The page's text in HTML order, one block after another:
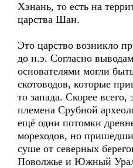
Хэнань, то есть на
царства Шан.
Это царство возникло
до н.э. Согласно
основателями могли
скотоводов, которые
то запада. Скорее всего,
племена Срубной
ещё одни потомки
мореходов, но
суше от северных
Поволжье и Южный